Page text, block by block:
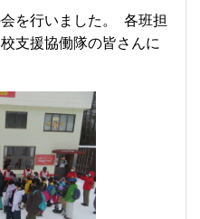
行いました。 各班担
支援協働隊の皆さんに